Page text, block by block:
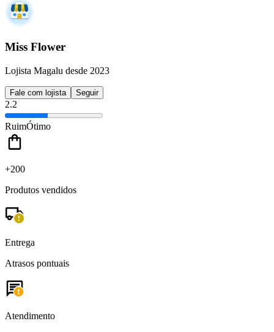
Miss Flower
Lojista Magalu desde 2023
Fale com lojista Seguir
2.2
RuimÓtimo
+200
Produtos vendidos
Entrega
Atrasos pontuais
Atendimento